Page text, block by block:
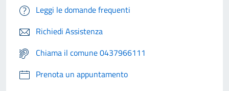
Leggi le domande frequenti
Richiedi Assistenza
Chiama il comune 0437966111
Prenota un appuntamento